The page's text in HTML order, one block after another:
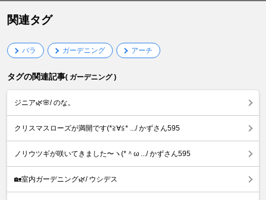
関連タグ
バラ ガーデニング アーチ
タグの関連記事( ガーデニング )
ジニア🌿🌸/ のな。
クリスマスローズが満開です(*≧∀≦* .../ かずさん595
ノリウツギが咲いてきました〜ヽ(*＾ω .../ かずさん595
🏡室内ガーデニング🌿/ ウシデス